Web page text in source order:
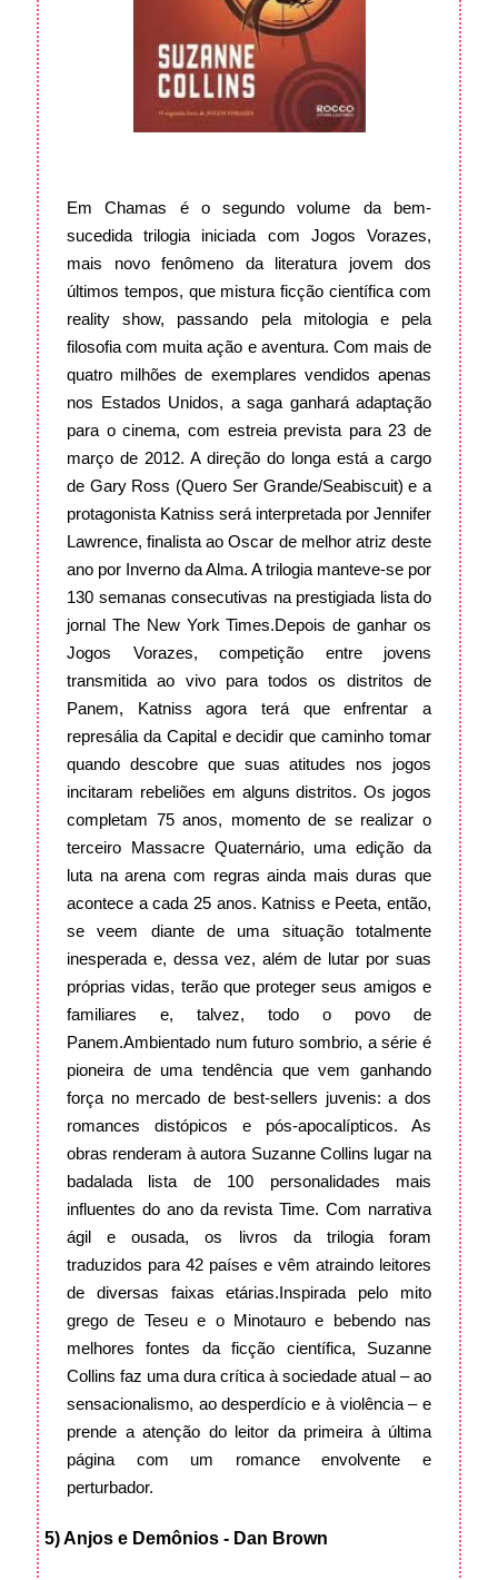
Em Chamas é o segundo volume da bem-
sucedida trilogia iniciada com Jogos Vorazes,
mais novo fenômeno da literatura jovem dos
últimos tempos, que mistura ficção científica com
reality show, passando pela mitologia e pela
filosofia com muita ação e aventura. Com mais de
quatro milhões de exemplares vendidos apenas
nos Estados Unidos, a saga ganhará adaptação
para o cinema, com estreia prevista para 23 de
março de 2012. A direção do longa está a cargo
de Gary Ross (Quero Ser Grande/Seabiscuit) e a
protagonista Katniss será interpretada por Jennifer
Lawrence, finalista ao Oscar de melhor atriz deste
ano por Inverno da Alma. A trilogia manteve-se por
130 semanas consecutivas na prestigiada lista do
jornal The New York Times.Depois de ganhar os
Jogos Vorazes, competição entre jovens
transmitida ao vivo para todos os distritos de
Panem, Katniss agora terá que enfrentar a
represália da Capital e decidir que caminho tomar
quando descobre que suas atitudes nos jogos
incitaram rebeliões em alguns distritos. Os jogos
completam 75 anos, momento de se realizar o
terceiro Massacre Quaternário, uma edição da
luta na arena com regras ainda mais duras que
acontece a cada 25 anos. Katniss e Peeta, então,
se veem diante de uma situação totalmente
inesperada e, dessa vez, além de lutar por suas
próprias vidas, terão que proteger seus amigos e
familiares e, talvez, todo o povo de
Panem.Ambientado num futuro sombrio, a série é
pioneira de uma tendência que vem ganhando
força no mercado de best-sellers juvenis: a dos
romances distópicos e pós-apocalípticos. As
obras renderam à autora Suzanne Collins lugar na
badalada lista de 100 personalidades mais
influentes do ano da revista Time. Com narrativa
ágil e ousada, os livros da trilogia foram
traduzidos para 42 países e vêm atraindo leitores
de diversas faixas etárias.Inspirada pelo mito
grego de Teseu e o Minotauro e bebendo nas
melhores fontes da ficção científica, Suzanne
Collins faz uma dura crítica à sociedade atual – ao
sensacionalismo, ao desperdício e à violência – e
prende a atenção do leitor da primeira à última
página com um romance envolvente e
perturbador.
5) Anjos e Demônios - Dan Brown